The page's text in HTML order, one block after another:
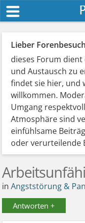
Lieber
dieses Forum
und Austausch zu
findet sie hier, und
willkommen.
Umgang
Atmosphäre sind
einfühlsame
oder verurteilende
inAngststörung &
Antworten +